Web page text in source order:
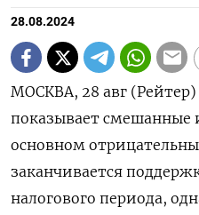
28.08.2024
МОСКВА, 28 авг
показывает смешанные
основном
заканчивается
налогового периода,